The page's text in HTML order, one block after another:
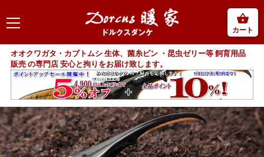
カート
オオクワガタ・カブトムシ 生体、菌糸ビン ・昆虫ゼリー等 飼育用品
販売 の専門店 安心と拘りをお届け致します。